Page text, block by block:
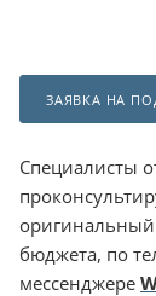
ЗАЯВКА НА
Специалисты
оригинальный
бюджета, по
мессенджере